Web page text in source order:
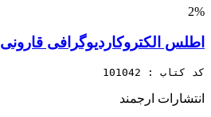
2%
اطلس الکتروکاردیوگرافی قارونی
کد کتاب : 101042
انتشارات ارجمند